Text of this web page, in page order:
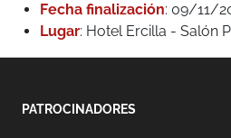
Fecha finalización: 09/11/
Lugar: Hotel Ercilla - Salón
PATROCINADORES